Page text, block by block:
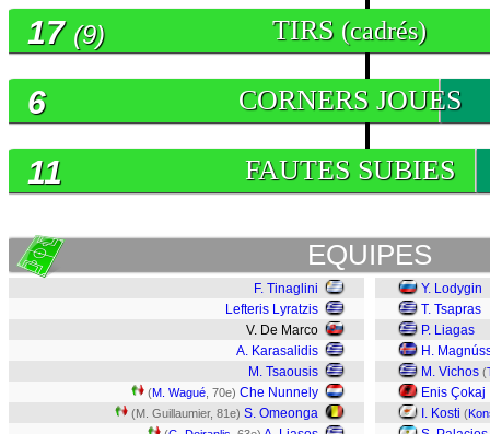
TIRS (cadrés)
17 (9)
CORNERS JOUES
6
FAUTES SUBIES
11
EQUIPES
F. Tinaglini
Lefteris Lyratzis
V. De Marco
A. Karasalidis
M. Tsaousis
(M. Wagué , 70e) Che Nunnely
(M. Guillaumier, 81e) S. Omeonga
Y. Lodygin
T. Tsapras
P. Liagas
H.
M. Vichos (
Enis Çokaj
I. Kosti (